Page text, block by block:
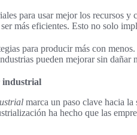
para usar mejor los recursos y
más eficientes. Esto no solo
para producir más con
pueden mejorar sin dañar
industrial
marca un paso clave hacia
ha hecho que las